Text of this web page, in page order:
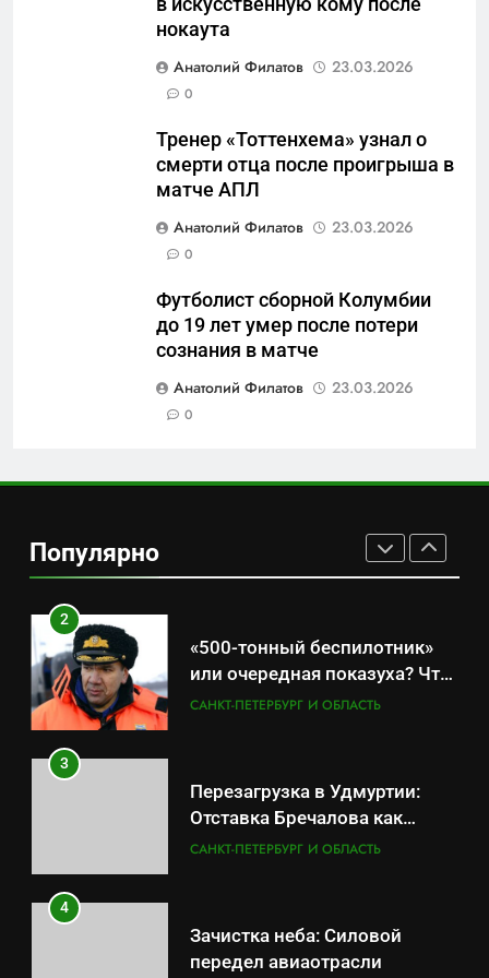
в искусственную кому после
нокаута
Анатолий Филатов
23.03.2026
0
Тренер «Тоттенхема» узнал о
смерти отца после проигрыша в
матче АПЛ
Анатолий Филатов
23.03.2026
0
Футболист сборной Колумбии
до 19 лет умер после потери
сознания в матче
Анатолий Филатов
23.03.2026
0
Популярно
руки» после ударов по
складам Wildberries?
«Ростех» разъедают изнутри:
Серовский оборонный завод
САНКТ-ПЕТЕРБУРГ И ОБЛАСТЬ
фонда «защитники
отечества» превратила
должность в источник
Операция «Обнуление»: Что
на самом деле стоит за
попыткой уничтожения
САНКТ-ПЕТЕРБУРГ И ОБЛАСТЬ
калининградском анклаве:
военные изымают спирт «для
защиты Отечества»
САНКТ-ПЕТЕРБУРГ И ОБЛАСТЬ
2
«500-тонный беспилотник»
или очередная показуха? Что
скрывает российский ВМФ
САНКТ-ПЕТЕРБУРГ И ОБЛАСТЬ
3
Перезагрузка в Удмуртии:
Отставка Бречалова как
результат управленческих
САНКТ-ПЕТЕРБУРГ И ОБЛАСТЬ
4
Зачистка неба: Силовой
передел авиаотрасли